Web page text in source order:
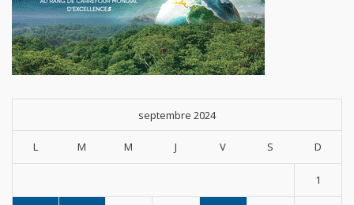
septembre 2024
L M M J V S D
1